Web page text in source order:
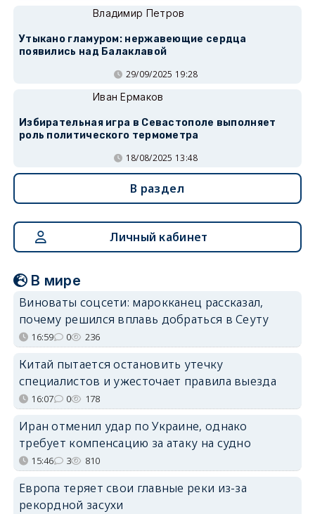
Владимир Петров
Утыкано гламуром: нержавеющие сердца
появились над Балаклавой
29/09/2025 19:28
Иван Ермаков
Избирательная игра в Севастополе выполняет
роль политического термометра
18/08/2025 13:48
В раздел
Личный кабинет
В мире
Виноваты соцсети: марокканец рассказал,
почему решился вплавь добраться в Сеуту
16:59 0 236
Китай пытается остановить утечку
специалистов и ужесточает правила выезда
16:07 0 178
Иран отменил удар по Украине, однако
требует компенсацию за атаку на судно
15:46 3 810
Европа теряет свои главные реки из-за
рекордной засухи